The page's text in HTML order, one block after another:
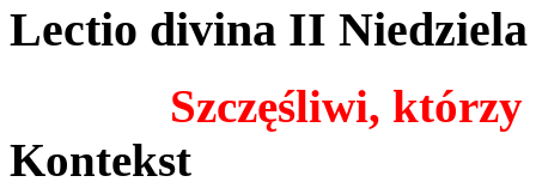
Lectio divina II Niedziela
Szczęśliwi, którzy
Kontekst